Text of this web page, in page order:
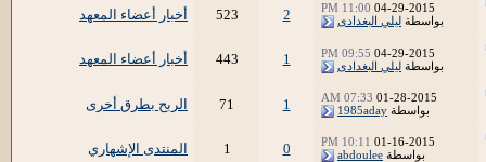
04-29-2015
11:00 PM
بواسطة ليلي البغدادى 2
523 أخبار أعضاء المعهد
04-29-2015
09:55 PM
بواسطة ليلي البغدادى 1
443 أخبار أعضاء المعهد
01-28-2015
07:33 AM
بواسطة 1985aday
1
71 الربح بطرق أخرى
01-16-2015
10:11 PM
بواسطة abdoulee
0
1 المنتدى الإشهاري